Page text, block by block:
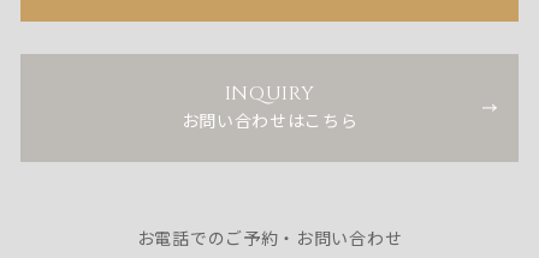
INQUIRY
お問い合わせはこちら
お電話でのご予約・お問い合わせ